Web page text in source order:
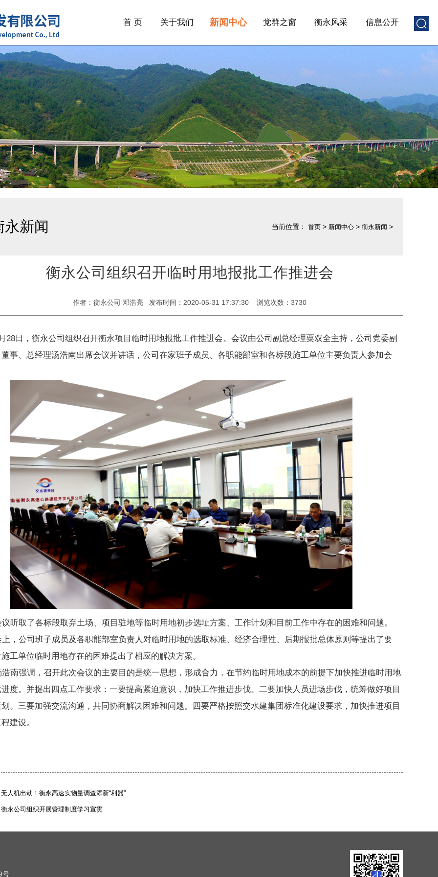
首 页 关于我们 新闻中心 党群之窗 衡永风采 信息公开
永新闻 当前位置： 首页 > 新闻中心 > 衡永新闻 >
衡永公司组织召开临时用地报批工作推进会
作者：衡永公司 邓浩亮 发布时间：2020-05-31 17:37:30 浏览次数： 3730
日，衡永公司组织召开衡永项目临时用地报批工作推进会。会议由公司副总经理粟双全主持，公司党委副
事、总经理汤浩南出席会议并讲话，公司在家班子成员、各职能部室和各标段施工单位主要负责人参加会
取了各标段取弃土场、项目驻地等临时用地初步选址方案、工作计划和目前工作中存在的困难和问题。
公司班子成员及各职能部室负责人对临时用地的选取标准、经济合理性、后期报批总体原则等提出了要
工单位临时用地存在的困难提出了相应的解决方案。
强调，召开此次会议的主要目的是统一思想，形成合力，在节约临时用地成本的前提下加快推进临时用地
度。并提出四点工作要求：一要提高紧迫意识，加快工作推进步伐。二要加快人员进场步伐，统筹做好项目
。三要加强交流沟通，共同协商解决困难和问题。四要严格按照交水建集团标准化建设要求，加快推进项目
建设。
无人机出动！衡永高速实物量调查添新“利器”
衡永公司组织开展管理制度学习宣贯
号